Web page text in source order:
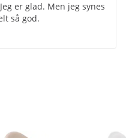
er glad. Men jeg synes
så god.